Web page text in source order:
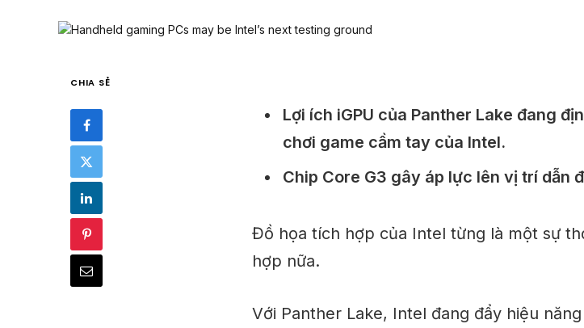
CHIA SẺ
Lợi ích iGPU của Panther Lake đang
chơi game cầm tay của Intel.
Chip Core G3 gây áp lực lên vị trí dẫn
Đồ họa tích hợp của Intel từng là một sự
hợp nữa.
Với Panther Lake, Intel đang đẩy hiệu